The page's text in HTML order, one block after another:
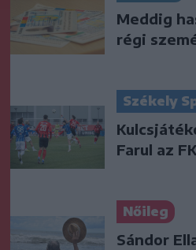
Meddig
régi
Székely
Farul az
Nőileg
Sándor